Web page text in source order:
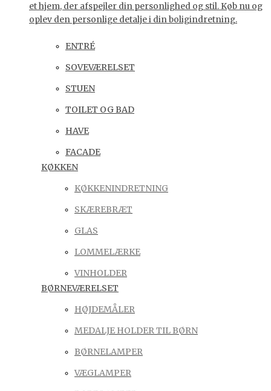
et hjem, der afspejler din personlighed og stil. Køb nu og
oplev den personlige detalje i din boligindretning.
ENTRÉ
SOVEVÆRELSET
STUEN
TOILET OG BAD
HAVE
FACADE
KØKKEN
KØKKENINDRETNING
SKÆREBRÆT
GLAS
LOMMELÆRKE
VINHOLDER
BØRNEVÆRELSET
HØJDEMÅLER
MEDALJE HOLDER TIL BØRN
BØRNELAMPER
VÆGLAMPER